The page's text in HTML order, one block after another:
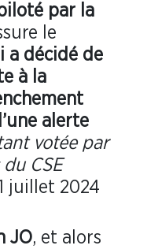
par la
le
a décidé de
à la
alerte
votée par
du CSE
juillet 2024
JO, et alors